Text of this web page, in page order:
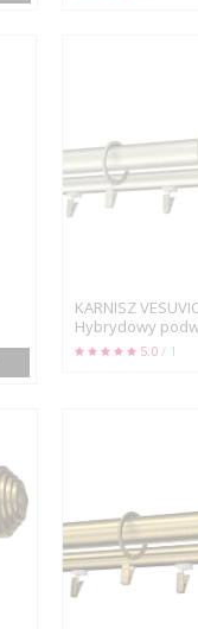
KARNISZ
Hybrydowy
5.0 / 1